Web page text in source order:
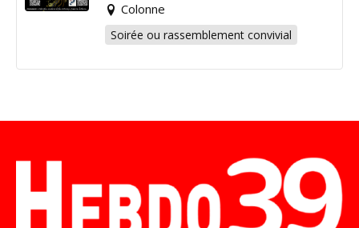
Colonne
Soirée ou rassemblement convivial